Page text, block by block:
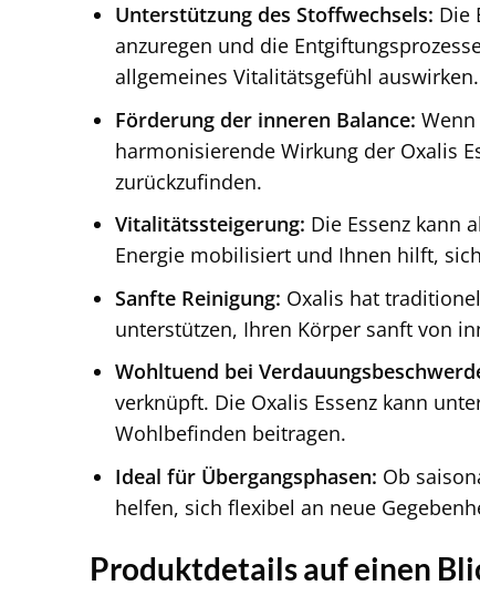
Unterstützung des Stoffwechsels: Die
anzuregen und die
allgemeines Vitalitätsgefühl auswirken.
Förderung der inneren Balance:
harmonisierende Wirkung der Oxalis
zurückzufinden.
Vitalitätssteigerung: Die Essenz kann
Energie mobilisiert und Ihnen hilft,
Sanfte Reinigung: Oxalis hat
unterstützen, Ihren Körper sanft von
Wohltuend bei
verknüpft. Die Oxalis Essenz kann
Wohlbefinden beitragen.
Ideal für Übergangsphasen: Ob
helfen, sich flexibel an neue
Produktdetails auf einen